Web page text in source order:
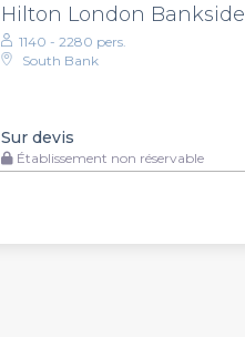
Hilton London Bankside
1140 - 2280 pers.
South Bank
Sur devis
Établissement non réservable